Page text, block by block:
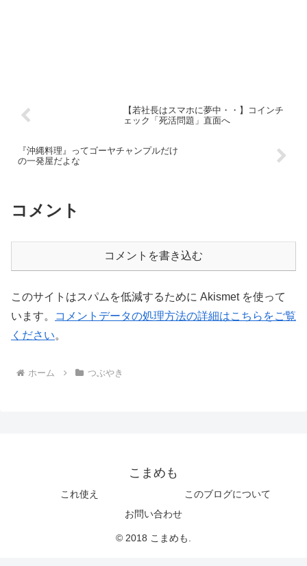
【若社長はスマホに夢中・・】コインチ
ェック「死活問題」直面へ
『沖縄料理』ってゴーヤチャンプルだけ
の一発屋だよな
コメント
コメントを書き込む
このサイトはスパムを低減するために Akismet を使って
います。
コメントデータの処理方法の詳細はこちらをご覧
ください。
ホーム つぶやき
こまめも
これ使え
このブログについて
お問い合わせ
© 2018 こまめも.